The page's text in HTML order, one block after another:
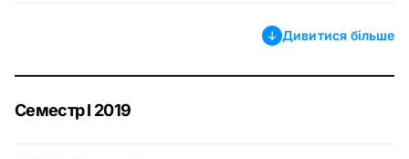
Дивитися більше
Семестр І 2019